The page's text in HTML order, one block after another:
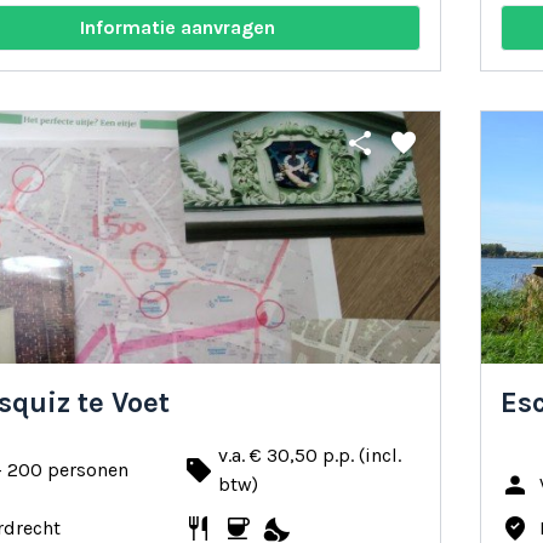
Informatie aanvragen
share favorite
te Voet
200 personen local_offer v.a. € 30,50 p.p. (incl.
btw)
restaurant coffee nights_stay
person
where_to_vote